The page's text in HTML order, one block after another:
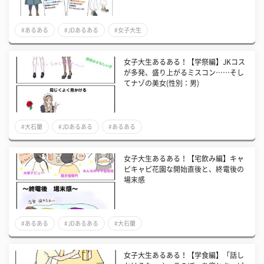
#あるある #JDあるある #女子大生
女子大生あるある！【学祭編】JKコス
が多発、盛り上がるミスコン……そし
てナゾの美女(性別：男)
#大石蘭 #JDあるある #あるある
女子大生あるある！【宅飲み編】キャ
ピキャピ花園な開始直後と、終電後の
場末感
#あるある #JDあるある #大石蘭
女子大生あるある！【学食編】「話し